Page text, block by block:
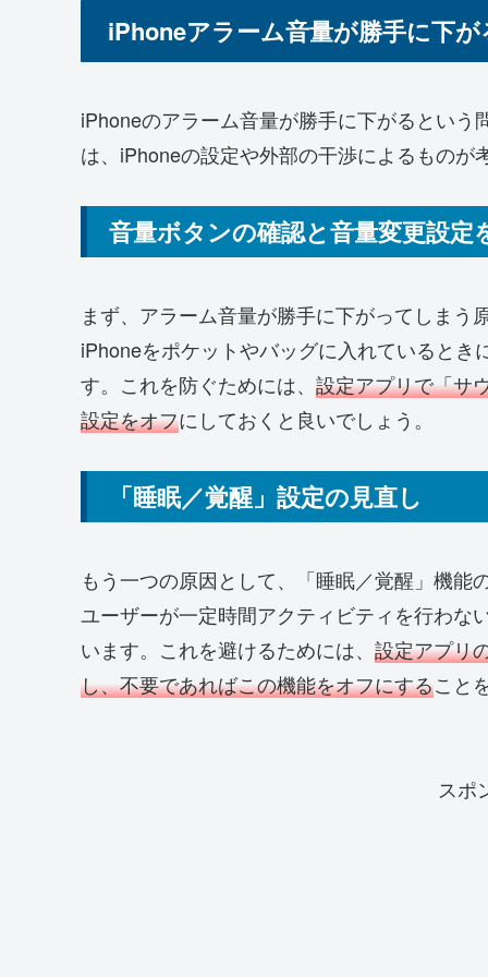
iPhoneアラーム音量が勝手に下
iPhoneのアラーム音量が勝手に下がるとい
は、iPhoneの設定や外部の干渉によるもの
音量ボタンの確認と音量変更設定
まず、アラーム音量が勝手に下がってしま
iPhoneをポケットやバッグに入れていると
す。これを防ぐためには、 設定アプリで「サ
設定をオフにしておくと良いでしょう。
「睡眠／覚醒」設定の見直し
もう一つの原因として、「睡眠／覚醒」機
ユーザーが一定時間アクティビティを行わな
います。これを避けるためには、 設定アプリ
し、不要であればこの機能をオフにすること
スポ